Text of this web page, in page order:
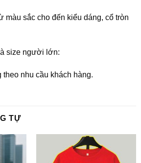
màu sắc cho đến kiểu dáng, cổ tròn
size người lớn:
theo nhu cầu khách hàng.
TỰ